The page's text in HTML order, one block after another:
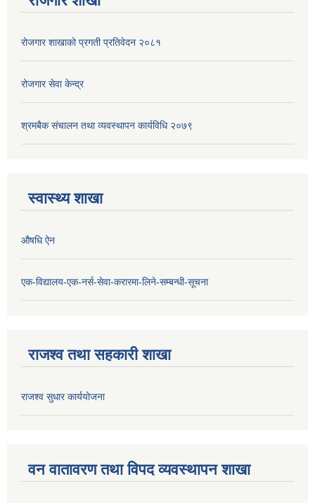
रोजगार शाखाको प्रगती प्रतिवेदन २०८१
रोजगार सेवा केन्द्र
श्रमबैक संचालन तथा व्यवस्थापन कार्यविधि २०७९
स्वास्थ्य शाखा
औषधि ऐन
एक-विद्यालय-एक-नर्स-सेवा-करारमा-लिने-सम्बन्धी-सूचना
राजश्व तथा सहकारी शाखा
राजश्व सुधार कार्ययोजना
वन वातावरण तथा विपद व्यवस्थापन शाखा